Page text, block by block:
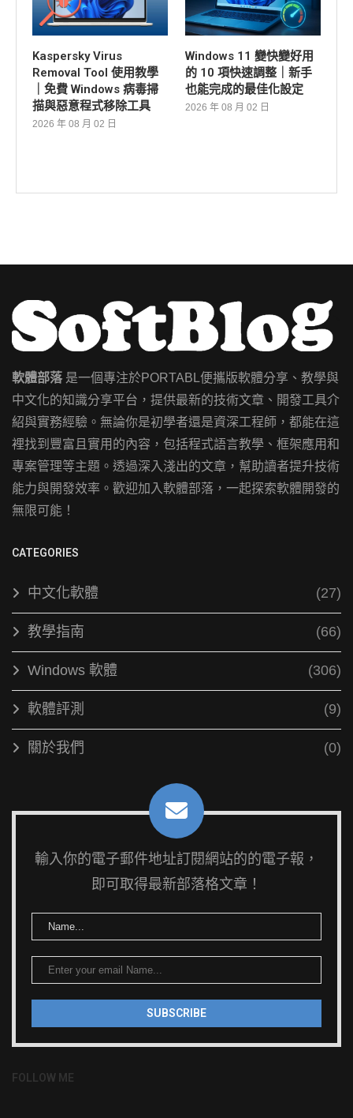
Kaspersky Virus
Removal Tool 使用教學
｜免費 Windows 病毒掃
描與惡意程式移除工具
2026 年 08 月 02 日
Windows 11 變快變好用
的 10 項快速調整｜新手
也能完成的最佳化設定
2026 年 08 月 02 日
軟體部落是一個專注於PORTABL便攜版軟體分享、教學與
中文化的知識分享平台，提供最新的技術文章、開發工具介
紹與實務經驗。無論你是初學者還是資深工程師，都能在這
裡找到豐富且實用的內容，包括程式語言教學、框架應用和
專案管理等主題。透過深入淺出的文章，幫助讀者提升技術
能力與開發效率。歡迎加入軟體部落，一起探索軟體開發的
無限可能！
CATEGORIES
中文化軟體 (27)
教學指南 (66)
Windows 軟體 (306)
軟體評測 (9)
關於我們 (0)
輸入你的電子郵件地址訂閱網站的的電子報，
即可取得最新部落格文章！
FOLLOW ME